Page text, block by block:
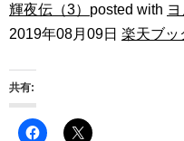
輝夜伝（3） posted with
2019年08月09日 楽天ブッ
共有: